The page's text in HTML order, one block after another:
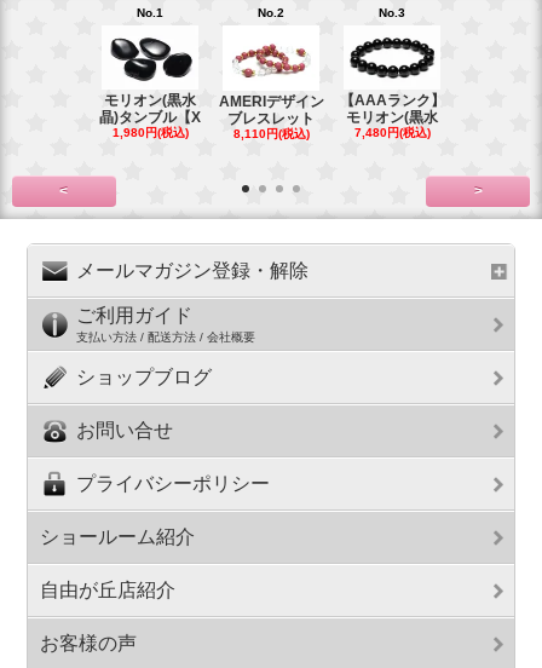
No.1
モリオン(黒水
晶)タンブル【X
1,980円(税込)
No.2
AMERIデザイン
ブレスレット
8,110円(税込)
No.3
【AAAランク】
モリオン(黒水
7,480円(税込)
< >
メールマガジン登録・解除
ご利用ガイド
支払い方法 / 配送方法 / 会社概要
ショップブログ
お問い合せ
プライバシーポリシー
ショールーム紹介
自由が丘店紹介
お客様の声